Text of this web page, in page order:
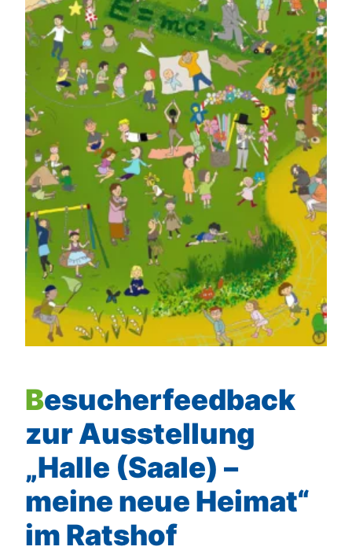
Besucherfeedback
zur Ausstellung
„Halle (Saale) –
meine neue Heimat“
im Ratshof